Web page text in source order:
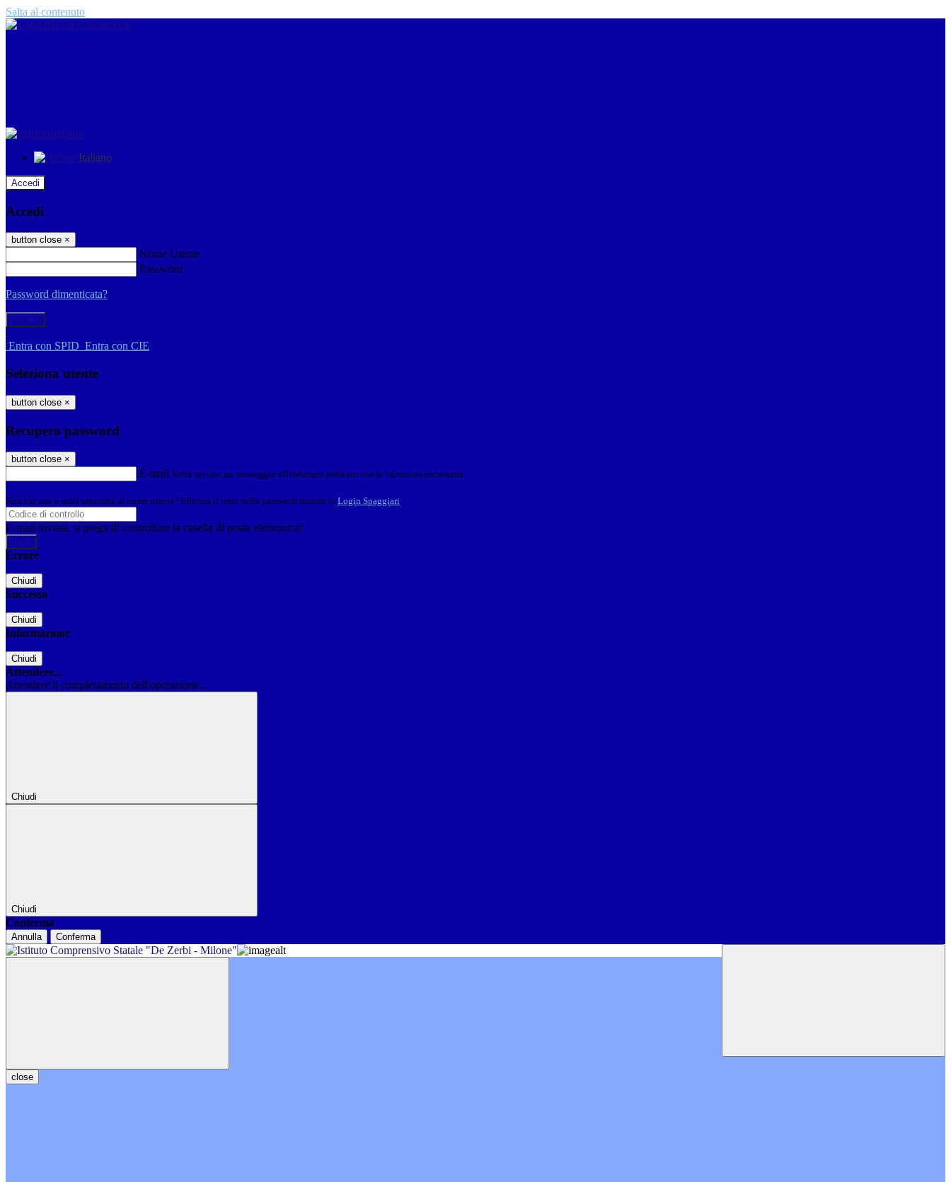
Salta al contenuto
Italiano
Italiano
Accedi
Accedi
button close ×
Nome Utente
Password
Password dimenticata?
-
Entra con SPID Entra con CIE
Seleziona utente
button close ×
Recupero password
button close ×
E-mail Verrà inviato un messaggio all'indirizzo indicato con le istruzioni necessarie.
Non hai una e-mail associata al nome utente? Effettua il reset della password tramite la Login Spaggiari
E-mail inviata, si prega di controllare la casella di posta elettronica!
Errore
Chiudi
Successo
Chiudi
Informazione
Chiudi
Attendere...
Attendere il completamento dell'operazione...
Chiudi
Chiudi
Conferma
Annulla Conferma
close